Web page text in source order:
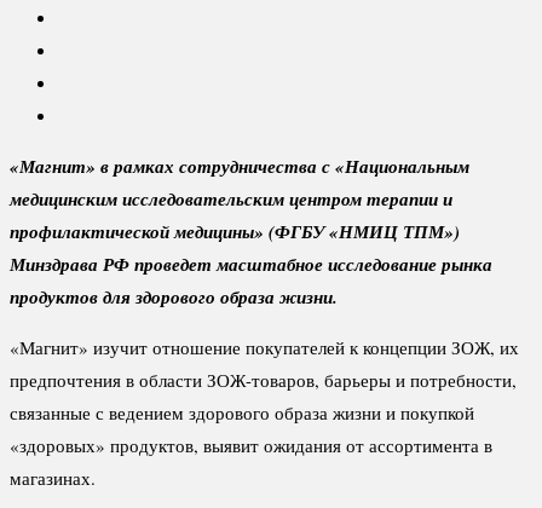
«Магнит» в рамках сотрудничества с «Национальным
медицинским исследовательским центром терапии и
профилактической медицины» (ФГБУ «НМИЦ ТПМ»)
Минздрава РФ проведет масштабное исследование рынка
продуктов для здорового образа жизни.
«Магнит» изучит отношение покупателей к концепции ЗОЖ, их
предпочтения в области ЗОЖ-товаров, барьеры и потребности,
связанные с ведением здорового образа жизни и покупкой
«здоровых» продуктов, выявит ожидания от ассортимента в
магазинах.